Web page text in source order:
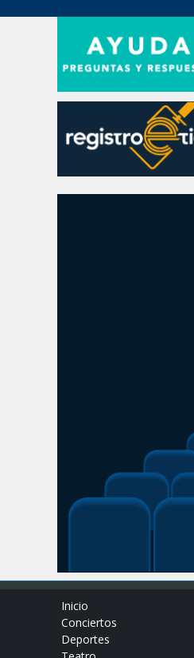
Inicio
Conciertos
Deportes